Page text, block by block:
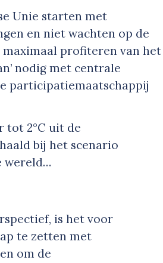
Unie starten met
en niet wachten op de
maximaal profiteren van het
nodig met centrale
participatiemaatschappij
tot 2°C uit de
bij het scenario
wereld…
is het voor
te zetten met
om de